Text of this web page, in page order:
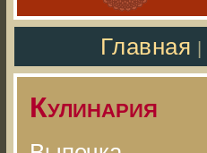
Главная
Кулинария